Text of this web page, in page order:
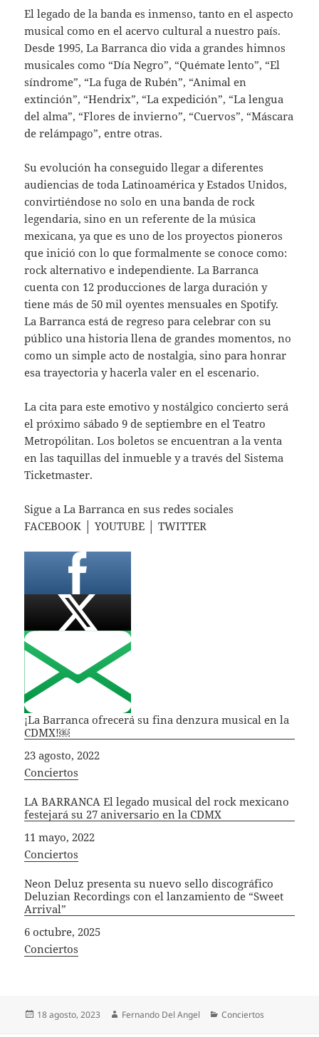
El legado de la banda es inmenso, tanto en el aspecto
musical como en el acervo cultural a nuestro país.
Desde 1995, La Barranca dio vida a grandes himnos
musicales como “Día Negro”, “Quémate lento”, “El
síndrome”, “La fuga de Rubén”, “Animal en
extinción”, “Hendrix”, “La expedición”, “La lengua
del alma”, “Flores de invierno”, “Cuervos”, “Máscara
de relámpago”, entre otras.
Su evolución ha conseguido llegar a diferentes
audiencias de toda Latinoamérica y Estados Unidos,
convirtiéndose no solo en una banda de rock
legendaria, sino en un referente de la música
mexicana, ya que es uno de los proyectos pioneros
que inició con lo que formalmente se conoce como:
rock alternativo e independiente. La Barranca
cuenta con 12 producciones de larga duración y
tiene más de 50 mil oyentes mensuales en Spotify.
La Barranca está de regreso para celebrar con su
público una historia llena de grandes momentos, no
como un simple acto de nostalgia, sino para honrar
esa trayectoria y hacerla valer en el escenario.
La cita para este emotivo y nostálgico concierto será
el próximo sábado 9 de septiembre en el Teatro
Metropólitan. Los boletos se encuentran a la venta
en las taquillas del inmueble y a través del Sistema
Ticketmaster.
Sigue a La Barranca en sus redes sociales
FACEBOOK │ YOUTUBE │ TWITTER
¡La Barranca ofrecerá su fina denzura musical en la
CDMX!￼
Fecha
23 agosto, 2022
In relation to
Conciertos
LA BARRANCA El legado musical del rock mexicano
festejará su 27 aniversario en la CDMX
Fecha
11 mayo, 2022
In relation to
Conciertos
Neon Deluz presenta su nuevo sello discográfico
Deluzian Recordings con el lanzamiento de “Sweet
Arrival”
Fecha
6 octubre, 2025
In relation to
Conciertos
Publicado
18 agosto, 2023 Autor
Fernando Del Angel Categorías
Conciertos